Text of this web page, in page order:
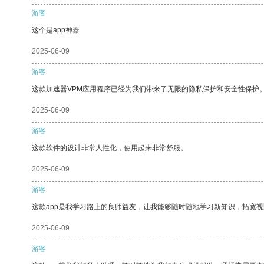
游客
这个是app神器
2025-06-09
游客
这款加速器VPM应用程序已经为我们带来了无限的隐私保护和安全性保护
2025-06-09
游客
这款软件的设计非常人性化，使用起来非常舒服。
2025-06-09
游客
这款app是我学习路上的良师益友，让我能够随时随地学习新知识，拓宽
2025-06-09
游客